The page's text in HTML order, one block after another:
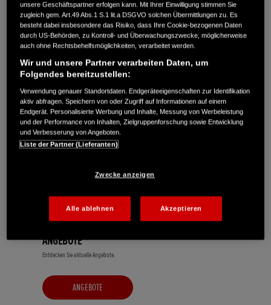
PROSPEKT HERUNTERLADEN
Aktuelle Ausgaben und Preise.
BROSCHÜRE
ANGEBOTE
Entdecken Sie aktuelle Angebote.
ANGEBOTE
unsere Geschäftspartner erfolgen kann. Mit Ihrer Einwilligung stimmen Sie
zugleich gem. Art.49 Abs.1 S.1 lit.a DSGVO solchen Übermittlungen zu. Es
besteht dabei insbesondere das Risiko, dass Ihre Cookie-bezogenen Daten
durch US-Behörden, zu Kontroll- und Überwachungszwecke, möglicherweise
auch ohne Rechtsbehelfsmöglichkeiten, verarbeitet werden.
Wir und unsere Partner verarbeiten Daten, um
Folgendes bereitzustellen:
Verwendung genauer Standortdaten. Endgeräteeigenschaften zur Identifikation
aktiv abfragen. Speichern von oder Zugriff auf Informationen auf einem
Endgerät. Personalisierte Werbung und Inhalte, Messung von Werbeleistung
und der Performance von Inhalten, Zielgruppenforschung sowie Entwicklung
und Verbesserung von Angeboten.
Liste der Partner (Lieferanten)
Zwecke anzeigen
Alle ablehnen Akzeptieren